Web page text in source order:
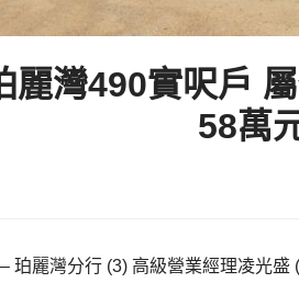
麗灣490實呎戶
58萬
– 珀麗灣分行 (3) 高級營業經理凌光